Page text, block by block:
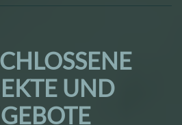
UND